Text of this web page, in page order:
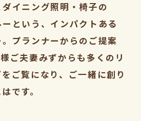
イニング照明・椅子の
という、インパクトある
プランナーからのご提案
ご夫妻みずからも多くのリ
ご覧になり、ご一緒に創り
です。